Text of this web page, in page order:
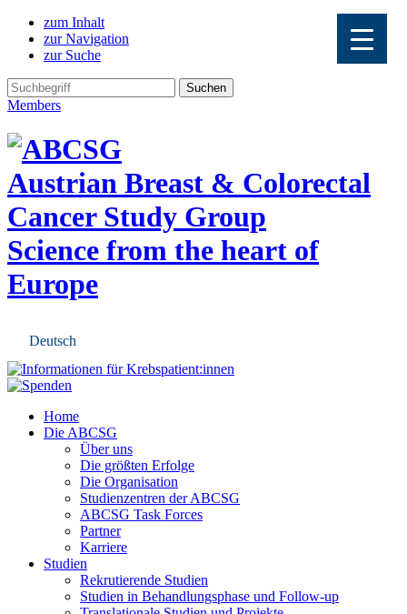
zum Inhalt
zur Navigation
zur Suche
Members
Austrian Breast & Colorectal
Cancer Study Group
Science from the heart of
Europe
Deutsch
Home
Die ABCSG
Über uns
Die größten Erfolge
Die Organisation
Studienzentren der ABCSG
ABCSG Task Forces
Partner
Karriere
Studien
Rekrutierende Studien
Studien in Behandlungsphase und Follow-up